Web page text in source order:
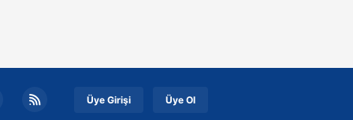
(GSB) tarafından yapılacak
açıklamaya çevrildi. Geçtiğimiz
kasım ayında açıklanan
Üye Girişi Üye Ol